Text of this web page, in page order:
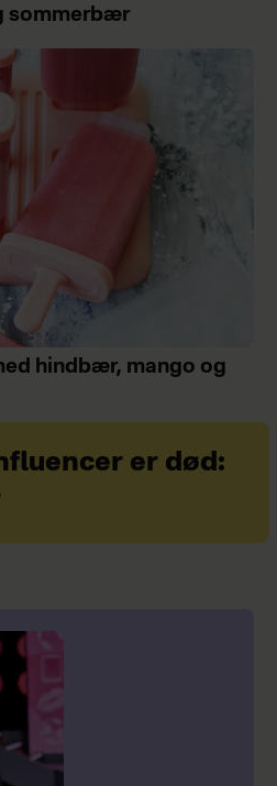
sommerbær
hindbær, mango og
er død: